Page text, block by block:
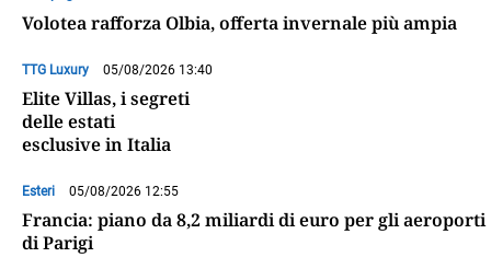
Volotea rafforza Olbia, offerta invernale più ampia
TTG Luxury 05/08/2026 13:40
Elite Villas, i segreti
delle estati
esclusive in Italia
Esteri 05/08/2026 12:55
Francia: piano da 8,2 miliardi di euro per gli aeroporti
di Parigi